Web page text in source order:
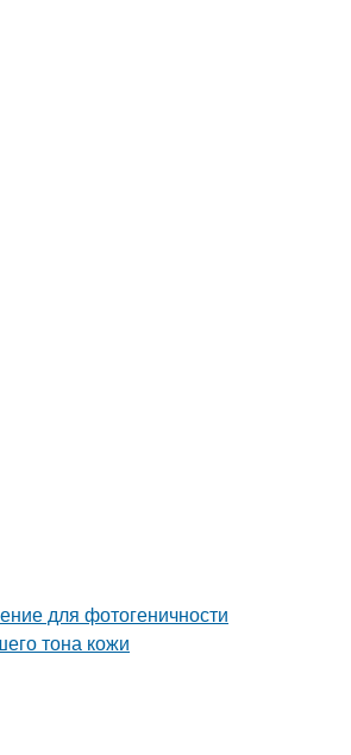
для фотогеничности
тона кожи